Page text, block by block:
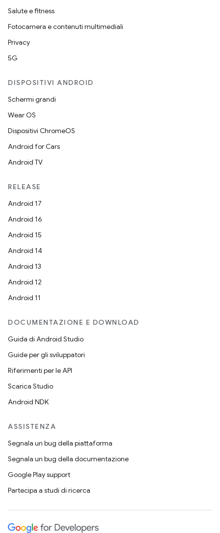
Salute e fitness
Fotocamera e contenuti multimediali
Privacy
5G
DISPOSITIVI ANDROID
Schermi grandi
Wear OS
Dispositivi ChromeOS
Android for Cars
Android TV
RELEASE
Android 17
Android 16
Android 15
Android 14
Android 13
Android 12
Android 11
DOCUMENTAZIONE E DOWNLOAD
Guida di Android Studio
Guide per gli sviluppatori
Riferimenti per le API
Scarica Studio
Android NDK
ASSISTENZA
Segnala un bug della piattaforma
Segnala un bug della documentazione
Google Play support
Partecipa a studi di ricerca